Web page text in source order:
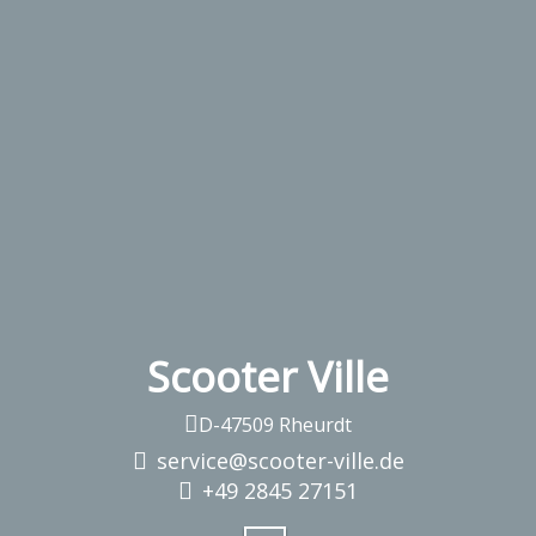
Scooter Ville
D-47509 Rheurdt
service@scooter-ville.de
+49 2845 27151